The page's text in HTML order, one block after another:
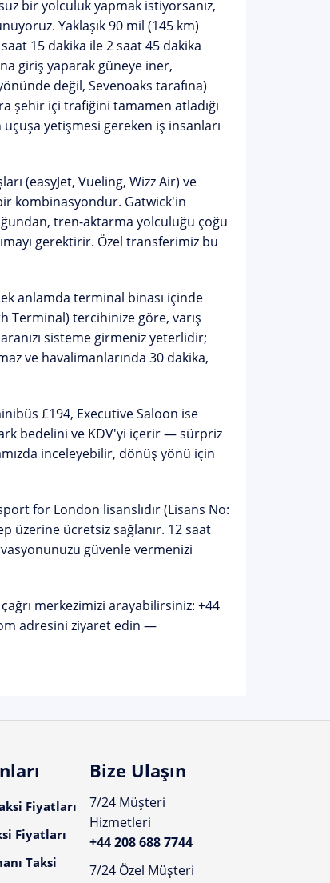
bir yolculuk yapmak istiyorsanız,
Yaklaşık 90 mil (145 km)
15 dakika ile 2 saat 45 dakika
giriş yaparak güneye iner,
değil, Sevenoaks tarafına)
şehir içi trafiğini tamamen atladığı
yetişmesi gereken iş insanları
(easyJet, Vueling, Wizz Air) ve
kombinasyondur. Gatwick'in
tren-aktarma yolculuğu çoğu
gerektirir. Özel transferimiz bu
anlamda terminal binası içinde
Terminal) tercihinize göre, varış
sisteme girmeniz yeterlidir;
ve havalimanlarında 30 dakika,
£194, Executive Saloon ise
bedelini ve KDV'yi içerir — sürpriz
inceleyebilir, dönüş yönü için
for London lisanslıdır (Lisans No:
üzerine ücretsiz sağlanır. 12 saat
güvenle vermenizi
merkezimizi arayabilirsiniz: +44
adresini ziyaret edin —
Fiyatları
Fiyatları
Taksi
Bize Ulaşın
7/24 Müşteri
Hizmetleri
+44 208 688 7744
7/24 Özel Müşteri